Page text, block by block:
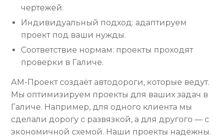
чертежей.
Индивидуальный подход: адаптируем
проект под ваши нужды.
Соответствие нормам: проекты проходят
проверки в Галиче.
АМ-Проект создаёт автодороги, которые ведут.
Мы оптимизируем проекты для ваших задач в
Галиче. Например, для одного клиента мы
сделали дорогу с развязкой, а для другого — с
экономичной схемой. Наши проекты надёжны.